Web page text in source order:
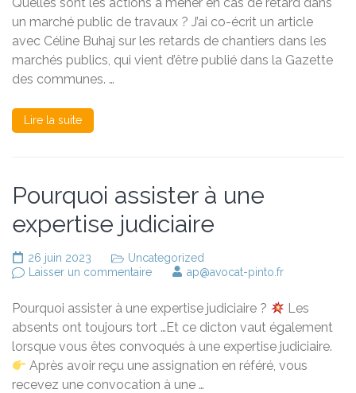
les
marchés
publics
de
travaux
un marché public de travaux ? J’ai co-écrit un article
avec Céline Buhaj sur les retards de chantiers dans les
marchés publics, qui vient d’être publié dans la Gazette
des communes. …
Lire la suite
Pourquoi assister à une
expertise judiciaire
26 juin 2023
Uncategorized
Laisser un commentairesur
à
une
expertise
judiciaire
ap@avocat-pinto.fr
Pourquoi assister à une expertise judiciaire ?
Les
absents ont toujours tort …Et ce dicton vaut également
lorsque vous êtes convoqués à une expertise judiciaire.
Après avoir reçu une assignation en référé, vous
recevez une convocation à une …